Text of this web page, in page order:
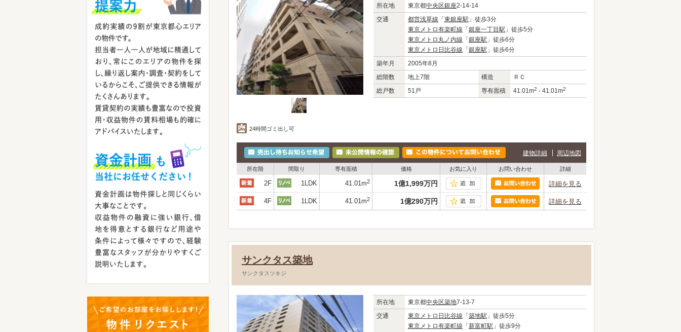
所在地 東京都中央区銀座2-14-14
交通
都営浅草線 「 東銀座駅 」徒歩3分
東京メトロ有楽町線 「 銀座一丁目駅 」徒歩5分
東京メトロ丸ノ内線 「 銀座駅 」徒歩6分
東京メトロ日比谷線 「 銀座駅 」徒歩6分
築年月
2005年8月
総階数
地上7階 構造
ＲＣ
総戸数
51戸 専有面積 41.01m2 - 41.01m2
24時間ゴミ出し可
建物詳細 周辺地図
所在階 間取り 専有面積 価格 お気に入り お問い合わせ 詳細
2F 1LDK 41.01m2 1億1,999万円 詳細を見る
4F 1LDK 41.01m2 1億290万円 詳細を見る
サンクタス築地
サンクタスツキジ
所在地 東京都中央区築地7-13-7
交通
東京メトロ日比谷線 「 築地駅 」徒歩5分
東京メトロ有楽町線 「 新富町駅 」徒歩9分